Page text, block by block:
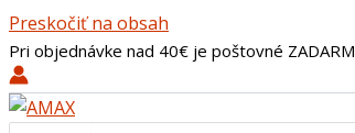
Preskočiť na obsah
Pri objednávke nad 40€ je poštovné